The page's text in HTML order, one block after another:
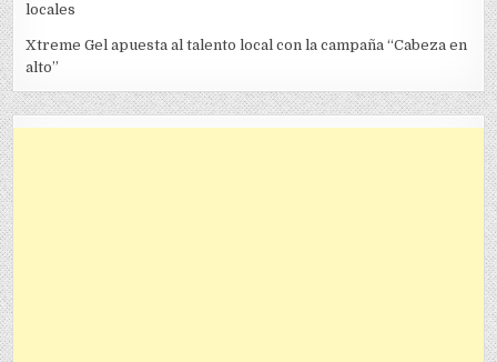
locales
Xtreme Gel apuesta al talento local con la campaña “Cabeza en
alto”